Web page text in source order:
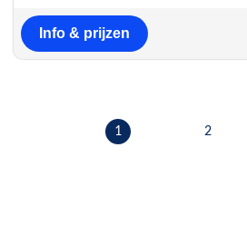
Info & prijzen
1 2